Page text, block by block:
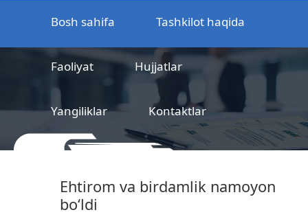
Bosh sahifa Tashkilot haqida
Faoliyat Hujjatlar
Yangiliklar Kontaktlar
sertifikatlashtirish markazi
Ehtirom va birdamlik namoyon
bo‘ldi